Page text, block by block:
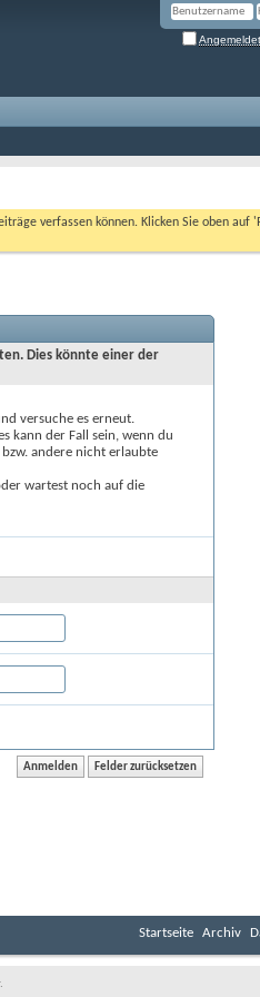
verfassen können. Klicken Sie oben
Dies könnte einer der
versuche es erneut.
kann der Fall sein, wenn du
andere nicht erlaubte
wartest noch auf die
Startseite Archiv